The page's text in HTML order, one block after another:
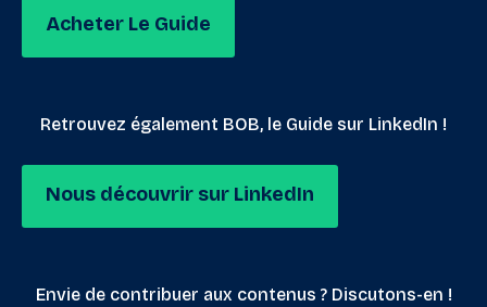
Acheter Le Guide
Retrouvez également BOB, le Guide sur LinkedIn !
Nous découvrir sur LinkedIn
Envie de contribuer aux contenus ? Discutons-en !